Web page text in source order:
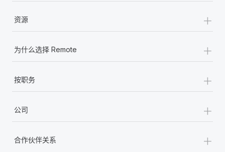
资源 +
为什么选择 Remote +
按职务 +
公司 +
合作伙伴关系 +